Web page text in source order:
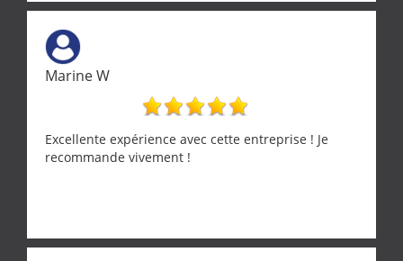
tourterelle et s’est ensuite patiemment occupé de
l’oiseau jusqu’à ce qu’il reprenne ses esprits et
puisse s’envoler. Après quoi il a procédé au
ramonage de notre insert avec dextérité et une
grande propreté, nous gratifiant également de
nombreux conseils concernant d’autres sujets. Un
entrepreneur comme on souhaite en rencontrer.
Encore un grand merci à lui.
Marine W
Excellente expérience avec cette entreprise ! Je
recommande vivement !